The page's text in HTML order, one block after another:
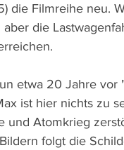
die Filmreihe neu.
die
etwa 20 Jahre vor
ist hier nichts zu
und Atomkrieg
folgt die